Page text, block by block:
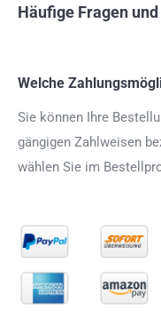
Häufige Fragen
Welche
Sie können Ihre
gängigen Zahlweisen
wählen Sie im